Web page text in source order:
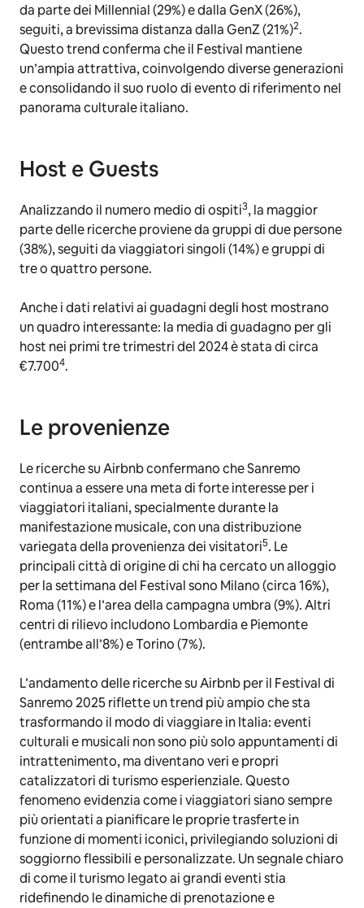
da parte dei Millennial (29%) e dalla GenX (26%),
seguiti, a brevissima distanza dalla GenZ (21%)2.
Questo trend conferma che il Festival mantiene
un’ampia attrattiva, coinvolgendo diverse generazioni
e consolidando il suo ruolo di evento di riferimento nel
panorama culturale italiano.
Host e Guests
Analizzando il numero medio di ospiti3, la maggior
parte delle ricerche proviene da gruppi di due persone
(38%), seguiti da viaggiatori singoli (14%) e gruppi di
tre o quattro persone.
Anche i dati relativi ai guadagni degli host mostrano
un quadro interessante: la media di guadagno per gli
host nei primi tre trimestri del 2024 è stata di circa
€7.7004.
Le provenienze
Le ricerche su Airbnb confermano che Sanremo
continua a essere una meta di forte interesse per i
viaggiatori italiani, specialmente durante la
manifestazione musicale, con una distribuzione
variegata della provenienza dei visitatori5. Le
principali città di origine di chi ha cercato un alloggio
per la settimana del Festival sono Milano (circa 16%),
Roma (11%) e l’area della campagna umbra (9%). Altri
centri di rilievo includono Lombardia e Piemonte
(entrambe all’8%) e Torino (7%).
L’andamento delle ricerche su Airbnb per il Festival di
Sanremo 2025 riflette un trend più ampio che sta
trasformando il modo di viaggiare in Italia: eventi
culturali e musicali non sono più solo appuntamenti di
intrattenimento, ma diventano veri e propri
catalizzatori di turismo esperienziale. Questo
fenomeno evidenzia come i viaggiatori siano sempre
più orientati a pianificare le proprie trasferte in
funzione di momenti iconici, privilegiando soluzioni di
soggiorno flessibili e personalizzate. Un segnale chiaro
di come il turismo legato ai grandi eventi stia
ridefinendo le dinamiche di prenotazione e